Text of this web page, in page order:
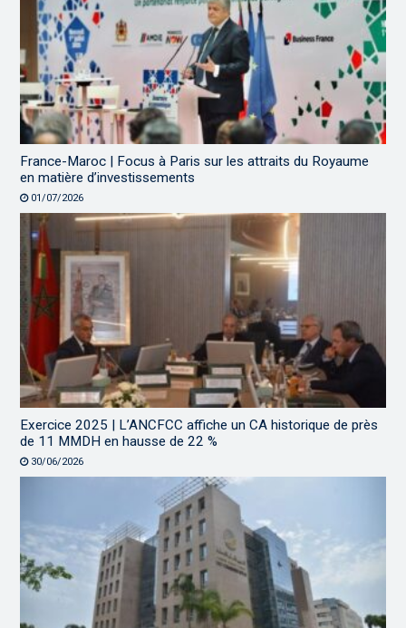
France-Maroc | Focus à Paris sur les attraits du Royaume
en matière d’investissements
01/07/2026
Exercice 2025 | L’ANCFCC affiche un CA historique de près
de 11 MMDH en hausse de 22 %
30/06/2026